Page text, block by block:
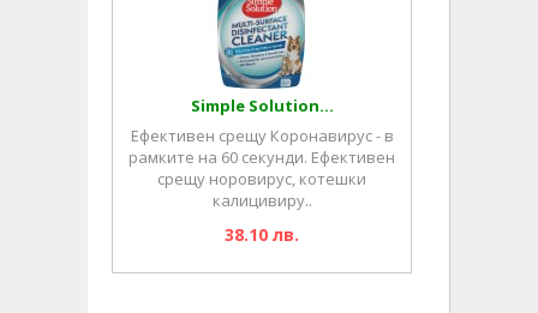
Simple Solution...
Ефективен срещу Коронавирус - в
рамките на 60 секунди. Ефективен
срещу норовирус, котешки
калицивиру..
38.10 лв.